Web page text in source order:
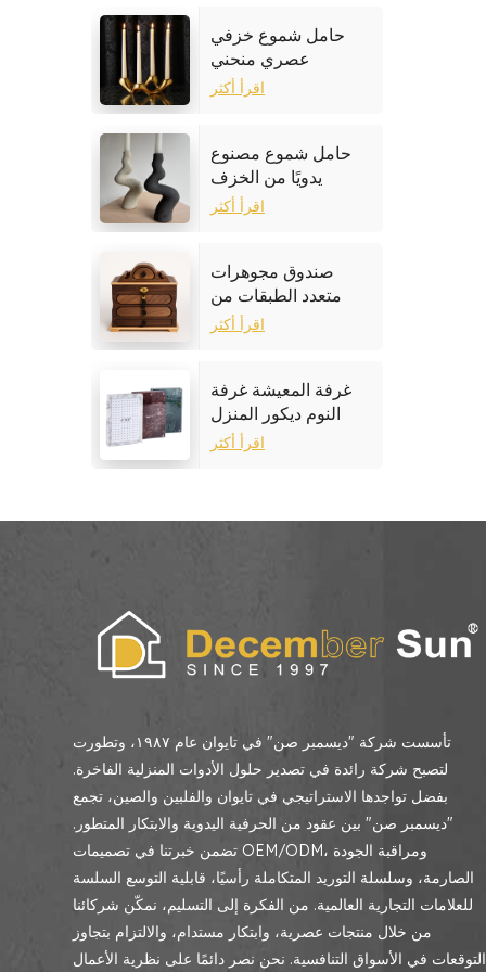
حامل شموع خزفي
عصري منحني
اقرأ أكثر
حامل شموع مصنوع
يدويًا من الخزف
الحجري
اقرأ أكثر
صندوق مجوهرات
متعدد الطبقات من
خشب الجوز
اقرأ أكثر
غرفة المعيشة غرفة
النوم ديكور المنزل
إطار الصورة الرخام
اقرأ أكثر
تأسست شركة "ديسمبر صن" في تايوان عام ١٩٨٧، وتطورت
لتصبح شركة رائدة في تصدير حلول الأدوات المنزلية الفاخرة.
بفضل تواجدها الاستراتيجي في تايوان والفلبين والصين، تجمع
"ديسمبر صن" بين عقود من الحرفية اليدوية والابتكار المتطور.
تضمن خبرتنا في تصميمات OEM/ODM، ومراقبة الجودة
الصارمة، وسلسلة التوريد المتكاملة رأسيًا، قابلية التوسع السلسة
للعلامات التجارية العالمية. من الفكرة إلى التسليم، نمكّن شركائنا
من خلال منتجات عصرية، وابتكار مستدام، والالتزام بتجاوز
التوقعات في الأسواق التنافسية. نحن نصر دائمًا على نظرية الأعمال